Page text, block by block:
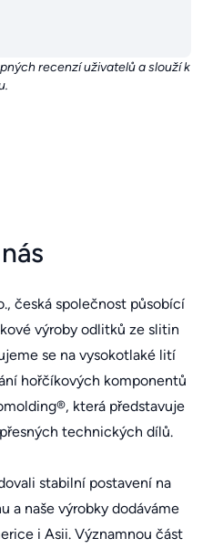
recenzí uživatelů a slouží k
česká společnost působící
výroby odlitků ze slitin
se na vysokotlaké lití
hořčíkových komponentů
která představuje
technických dílů.
stabilní postavení na
a naše výrobky dodáváme
i Asii. Významnou část